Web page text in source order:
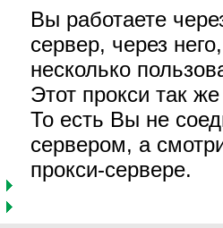
Вы работаете
сервер, через
несколько
Этот прокси так
То есть Вы не
сервером, а
прокси-сервере.